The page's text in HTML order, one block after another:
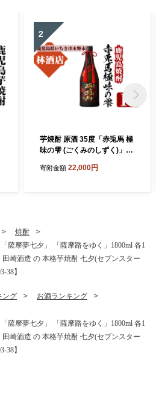
2
芋焼酎 原酒 35度「赤兎馬 極
味の雫 (ごくみのしずく)」 7
酎 【99-023-19】
寄附金額 22,000円
焼酎
薩摩夢七夕」 「薩摩路をゆく」1800ml 各1
崎酒造 の 本格芋焼酎 七夕(セブンスター
38】
ング
お酒ランキング
薩摩夢七夕」 「薩摩路をゆく」1800ml 各1
崎酒造 の 本格芋焼酎 七夕(セブンスター
38】